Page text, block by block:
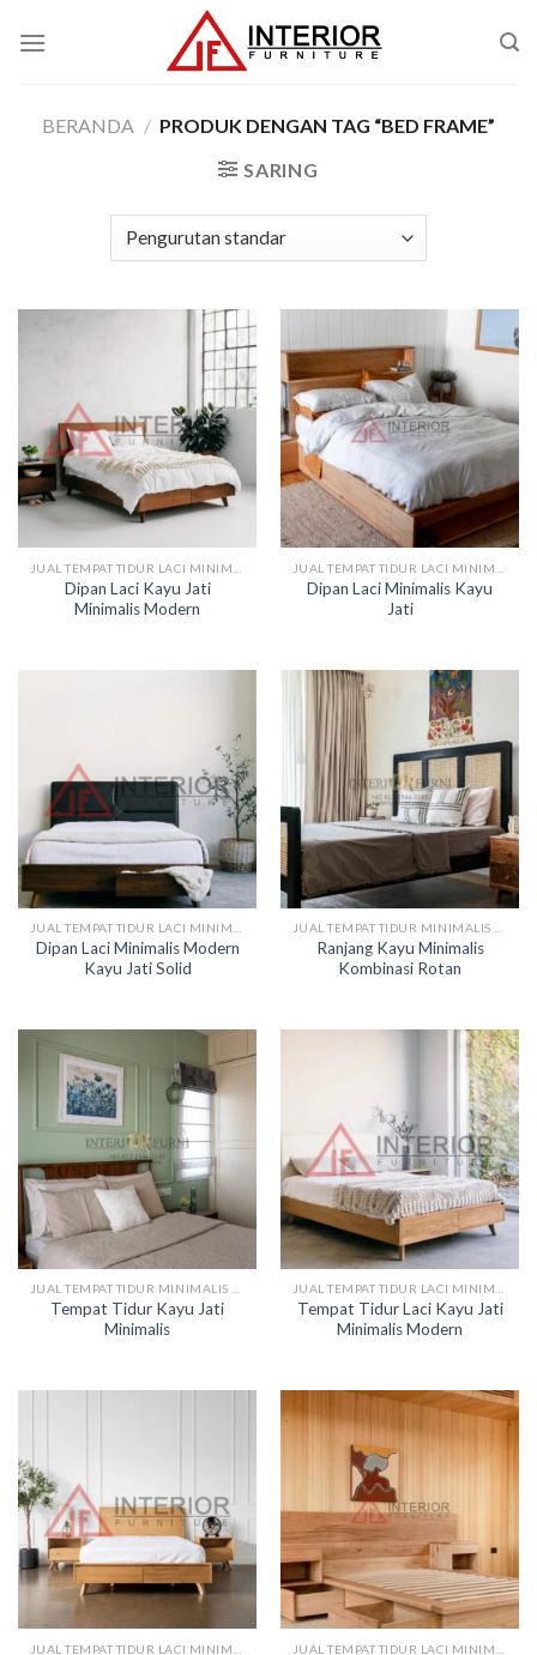
BERANDA / PRODUK DENGAN TAG “BED FRAME”
SARING
Dipan Laci Kayu Jati
Minimalis Modern
Dipan Laci Minimalis Kayu
Jati
JUAL TEMPAT TIDUR LACI MINIMALIS
Dipan Laci Minimalis Modern
Kayu Jati Solid
JUAL TEMPAT TIDUR MINIMALIS KAYU
Ranjang Kayu Minimalis
Kombinasi Rotan
Tempat Tidur Kayu Jati
Minimalis
Tempat Tidur Laci Kayu Jati
Minimalis Modern